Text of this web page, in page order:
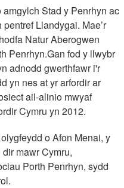
amgylch Stad y Penrhyn ac
Llandygai. Mae’r
Natur Aberogwen
Penrhyn.Gan fod y llwybr
adnodd gwerthfawr i'r
yn nes at yr arfordir ar
ail-alinio mwyaf
Cymru yn 2012.
o Afon Menai, y
mawr Cymru,
Porth Penrhyn, sydd